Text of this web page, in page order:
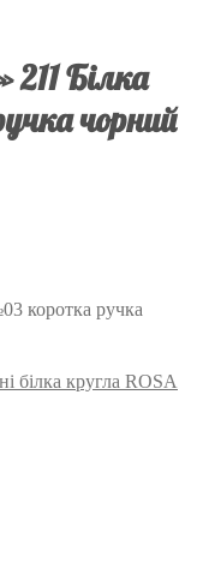
Білка
чорний
коротка ручка
білка кругла ROSA